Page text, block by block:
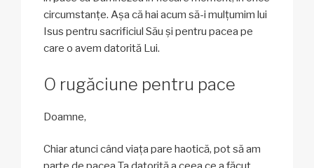
circumstanțe. Așa că hai acum să-i mulțumim lui
Isus pentru sacrificiul Său și pentru pacea pe
care o avem datorită Lui.
O rugăciune pentru pace
Doamne,
Chiar atunci când viața pare haotică, pot să am